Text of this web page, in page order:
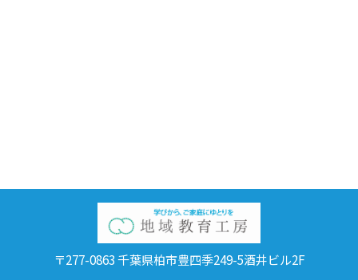
〒277-0863 千葉県柏市豊四季249-5酒井ビル2F